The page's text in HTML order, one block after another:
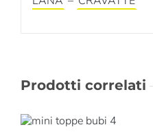
Prodotti correlati